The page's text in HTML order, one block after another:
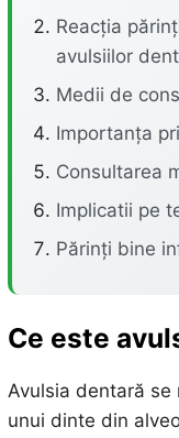
Reacția
avulsiilor
Medii de
Importanța
Consultarea
Implicatii pe
Părinți bine
Ce este
Avulsia dentară se
unui dinte din